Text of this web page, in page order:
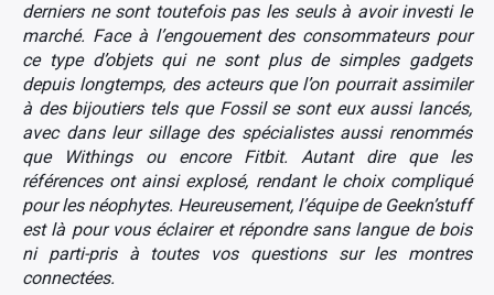
derniers ne sont toutefois pas les seuls à avoir investi le
marché. Face à l’engouement des consommateurs pour
ce type d’objets qui ne sont plus de simples gadgets
depuis longtemps, des acteurs que l’on pourrait assimiler
à des bijoutiers tels que Fossil se sont eux aussi lancés,
avec dans leur sillage des spécialistes aussi renommés
que Withings ou encore Fitbit. Autant dire que les
références ont ainsi explosé, rendant le choix compliqué
pour les néophytes. Heureusement, l’équipe de Geekn’stuff
est là pour vous éclairer et répondre sans langue de bois
ni parti-pris à toutes vos questions sur les montres
connectées.